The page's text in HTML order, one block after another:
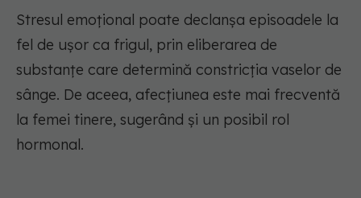
Stresul emoțional poate declanșa episoadele la
fel de ușor ca frigul, prin eliberarea de
substanțe care determină constricția vaselor de
sânge. De aceea, afecțiunea este mai frecventă
la femei tinere, sugerând și un posibil rol
hormonal.